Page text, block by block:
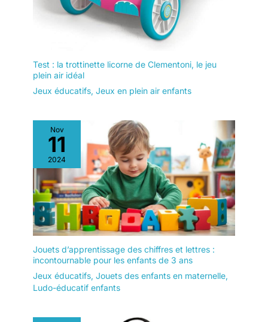
Test : la trottinette licorne de Clementoni, le jeu
plein air idéal
Jeux éducatifs, Jeux en plein air enfants
Nov
11
2024
Jouets d’apprentissage des chiffres et lettres :
incontournable pour les enfants de 3 ans
Jeux éducatifs, Jouets des enfants en maternelle,
Ludo-éducatif enfants